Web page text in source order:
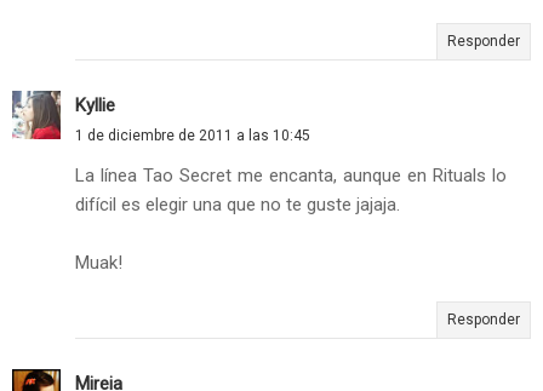
Responder
Kyllie
1 de diciembre de 2011 a las 10:45
La línea Tao Secret me encanta, aunque en Rituals lo
difícil es elegir una que no te guste jajaja.
Muak!
Responder
Mireia